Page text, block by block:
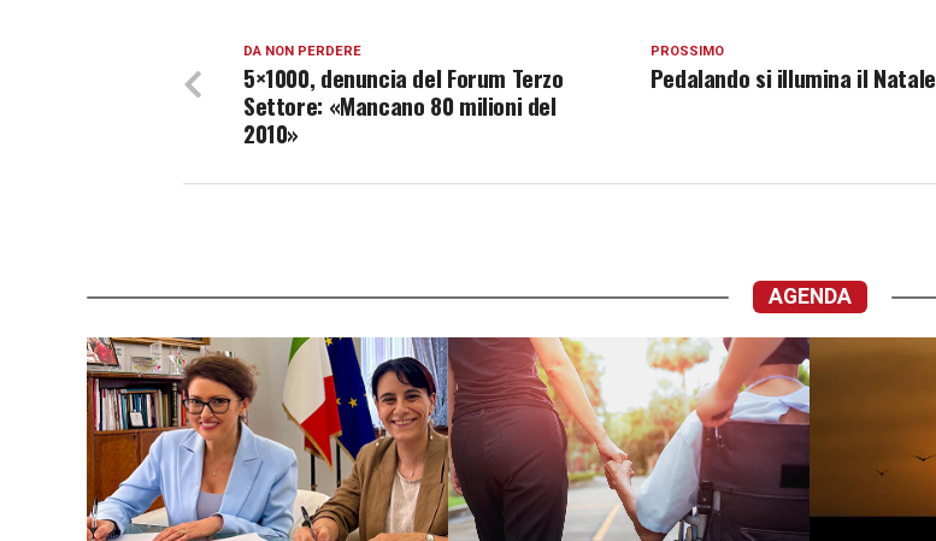
PROSSIMO
Pedalando si illumina il Natale
DA NON PERDERE
5×1000, denuncia del Forum Terzo
Settore: «Mancano 80 milioni del
2010»
AGENDA